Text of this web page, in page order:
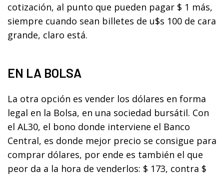
cotización, al punto que pueden pagar $ 1 más,
siempre cuando sean billetes de u$s 100 de cara
grande, claro está.
EN LA BOLSA
La otra opción es vender los dólares en forma
legal en la Bolsa, en una sociedad bursátil. Con
el AL30, el bono donde interviene el Banco
Central, es donde mejor precio se consigue para
comprar dólares, por ende es también el que
peor da a la hora de venderlos: $ 173, contra $